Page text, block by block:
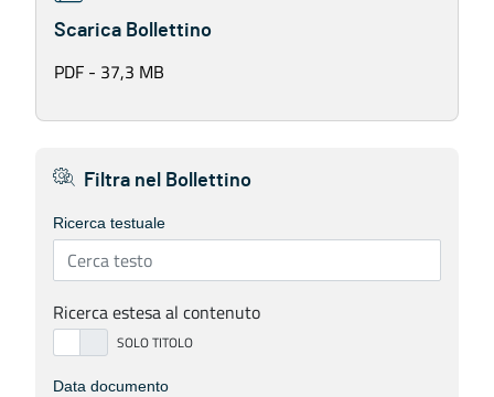
Scarica Bollettino
PDF - 37,3 MB
Filtra nel Bollettino
Ricerca testuale
Ricerca estesa al contenuto
Data documento